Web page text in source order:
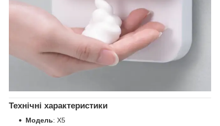
Технічні характеристики
Модель: X5